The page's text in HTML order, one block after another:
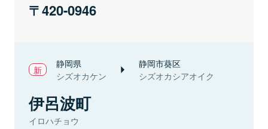
420-0946
静岡県
シズオカケン
静岡市葵区
シズオカシアオイク
伊呂波町
イロハチョウ